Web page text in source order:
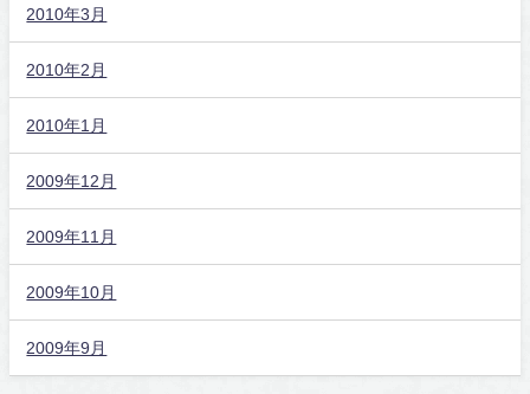
2010年3月
2010年2月
2010年1月
2009年12月
2009年11月
2009年10月
2009年9月